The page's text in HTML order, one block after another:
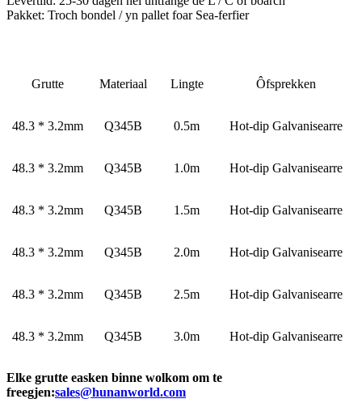
Pakket: Troch bondel / yn pallet foar Sea-ferfier
Grutte Materiaal Lingte Ôfsprekken
48.3 * 3.2mm Q345B 0.5m Hot-dip Galvanisearre
48.3 * 3.2mm Q345B 1.0m Hot-dip Galvanisearre
48.3 * 3.2mm Q345B 1.5m Hot-dip Galvanisearre
48.3 * 3.2mm Q345B 2.0m Hot-dip Galvanisearre
48.3 * 3.2mm Q345B 2.5m Hot-dip Galvanisearre
48.3 * 3.2mm Q345B 3.0m Hot-dip Galvanisearre
Elke grutte easken binne wolkom om te
freegjen:sales@hunanworld.com